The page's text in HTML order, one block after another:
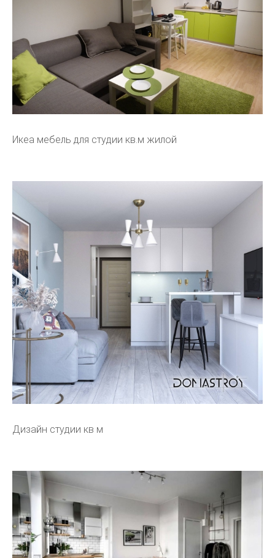
Икеа мебель для студии кв.м жилой
Дизайн студии кв м